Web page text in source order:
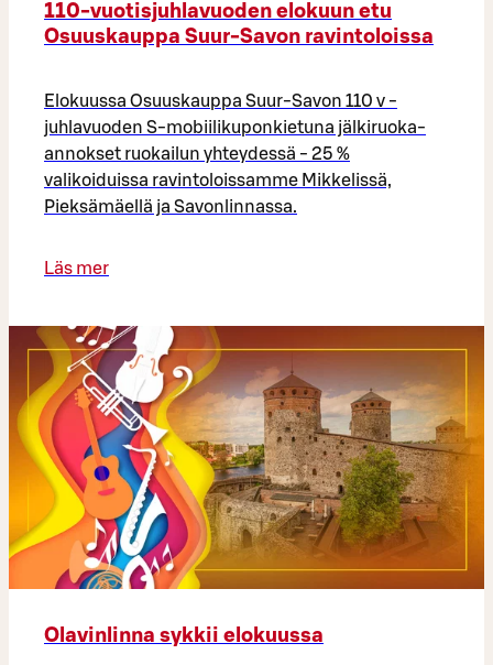
110-vuotisjuhlavuoden elokuun etu
Osuuskauppa Suur-Savon ravintoloissa
Elokuussa Osuuskauppa Suur-Savon 110 v -
juhlavuoden S-mobiilikuponkietuna jälkiruoka-
annokset ruokailun yhteydessä - 25 %
valikoiduissa ravintoloissamme Mikkelissä,
Pieksämäellä ja Savonlinnassa.
Läs mer
Olavinlinna sykkii elokuussa